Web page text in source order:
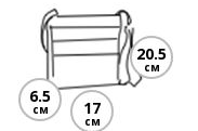
6.5
см
20.5
см
17
см